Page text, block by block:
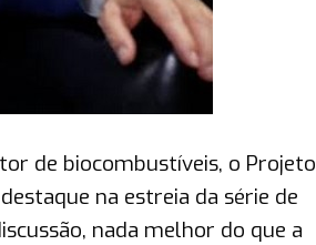
de biocombustíveis, o Projeto
na estreia da série de
nada melhor do que a